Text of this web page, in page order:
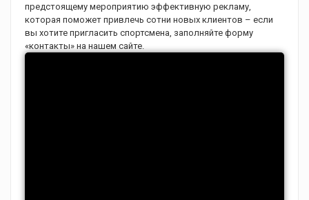
предстоящему мероприятию эффективную рекламу,
которая поможет привлечь сотни новых клиентов – если
вы хотите пригласить спортсмена, заполняйте форму
«контакты» на нашем сайте.